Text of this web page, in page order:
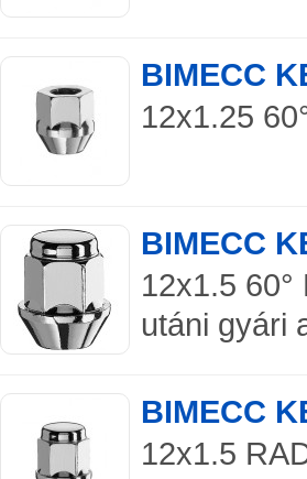
BIMECC
12x1.25
BIMECC
12x1.5
utáni gyári
BIMECC
12x1.5